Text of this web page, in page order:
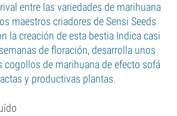
entre las variedades de marihuana
maestros criadores de Sensi Seeds
la creación de esta bestia Indica casi
de floración, desarrolla unos
cogollos de marihuana de efecto sofá
y productivas plantas.